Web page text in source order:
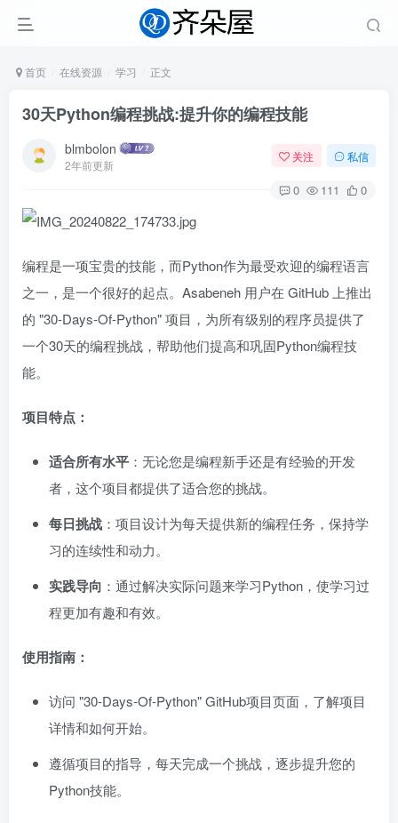
首页 在线资源 学习 正文
30天Python编程挑战:提升你的编程技能
blmbolon
2年前更新
关注 私信
0 111 0
编程是一项宝贵的技能，而Python作为最受欢迎的编程语言
之一，是一个很好的起点。Asabeneh 用户在 GitHub 上推出
的 "30-Days-Of-Python" 项目，为所有级别的程序员提供了
一个30天的编程挑战，帮助他们提高和巩固Python编程技
能。
项目特点：
适合所有水平 ：无论您是编程新手还是有经验的开发
者，这个项目都提供了适合您的挑战。
每日挑战 ：项目设计为每天提供新的编程任务，保持学
习的连续性和动力。
实践导向 ：通过解决实际问题来学习Python，使学习过
程更加有趣和有效。
使用指南：
访问 "30-Days-Of-Python" GitHub项目页面，了解项目
详情和如何开始。
遵循项目的指导，每天完成一个挑战，逐步提升您的
Python技能。